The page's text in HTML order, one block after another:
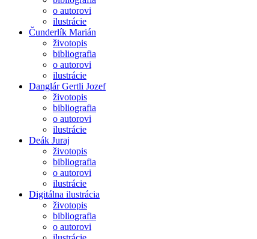
o autorovi
ilustrácie
Čunderlík Marián
životopis
bibliografia
o autorovi
ilustrácie
Danglár Gertli Jozef
životopis
bibliografia
o autorovi
ilustrácie
Deák Juraj
životopis
bibliografia
o autorovi
ilustrácie
Digitálna ilustrácia
životopis
bibliografia
o autorovi